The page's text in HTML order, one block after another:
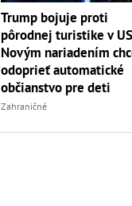
Trump bojuje proti
pôrodnej turistike v
Novým nariadením
odoprieť automatické
občianstvo pre deti
Zahraničné